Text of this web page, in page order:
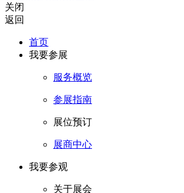
关闭
返回
首页
我要参展
服务概览
参展指南
展位预订
展商中心
我要参观
关于展会